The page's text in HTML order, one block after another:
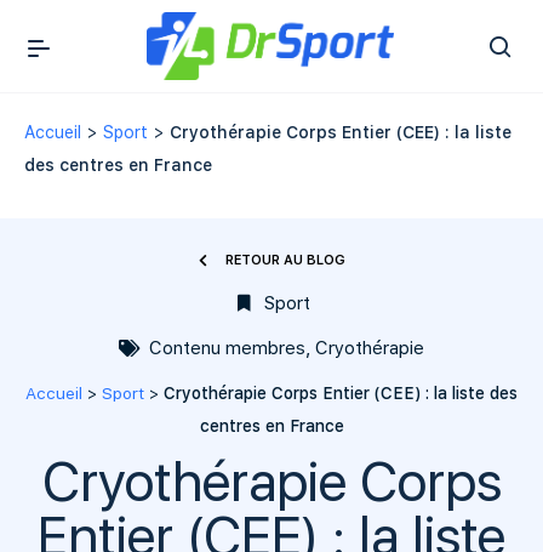
Accueil > Sport > Cryothérapie Corps Entier (CEE) : la liste
des centres en France
RETOUR AU BLOG
Sport
Contenu membres, Cryothérapie
Accueil > Sport > Cryothérapie Corps Entier (CEE) : la liste des
centres en France
Cryothérapie Corps
Entier (CEE) : la liste